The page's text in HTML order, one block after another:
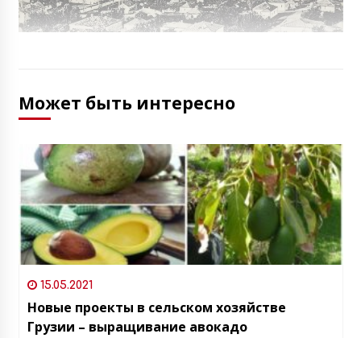
Может быть интересно
15.05.2021
Новые проекты в сельском хозяйстве
Грузии – выращивание авокадо